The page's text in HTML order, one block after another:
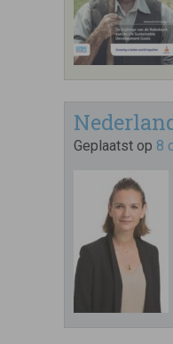
Geplaatst op 8